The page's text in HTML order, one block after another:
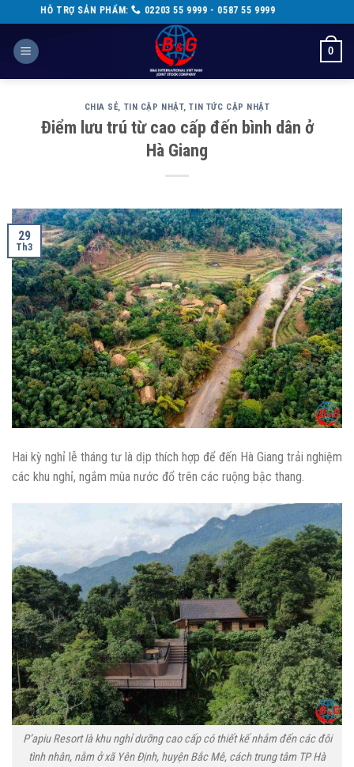
to
content
02203 55 9999 - 0587 55 9999
0
CHIA SẺ, TIN CẬP NHẬT,TIN TỨC CẬP NHẬT
Điểm lưu trú từ cao cấp đến bình dân ở
Hà Giang
29
Th3
Hai kỳ nghỉ lễ tháng tư là dịp thích hợp để đến Hà Giang trải nghiệm
các khu nghỉ, ngắm mùa nước đổ trên các ruộng bậc thang.
P’apiu Resort là khu nghỉ dưỡng cao cấp có thiết kế nhắm đến các đôi
tình nhân, nằm ở xã Yên Định, huyện Bắc Mê, cách trung tâm TP Hà